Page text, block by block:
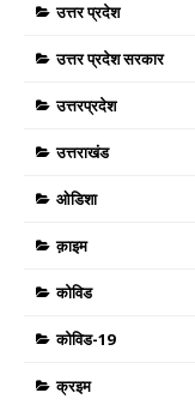
उत्तर प्रदेश
उत्तर प्रदेश सरकार
उत्तरप्रदेश
उत्तराखंड
ओडिशा
क़ाइम
कोविड
कोविड-19
क्रइम